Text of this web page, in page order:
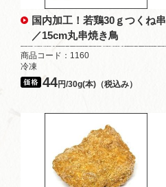
国内加工！若鶏30ｇつくね串
／15cm丸串焼き鳥
商品コード：1160
冷凍
44円/30g(本)（税込み）